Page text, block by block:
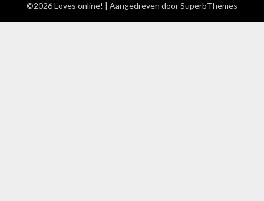
©2026 Loves online! | Aangedreven doorSuperbThemes